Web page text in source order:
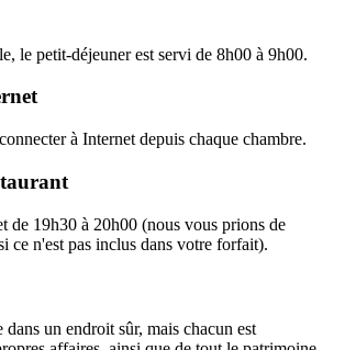
le petit-déjeuner est servi de 8h00 à 9h00.
à Internet depuis chaque chambre.
de 19h30 à 20h00 (nous vous prions de
ce n'est pas inclus dans votre forfait).
un endroit sûr, mais chacun est